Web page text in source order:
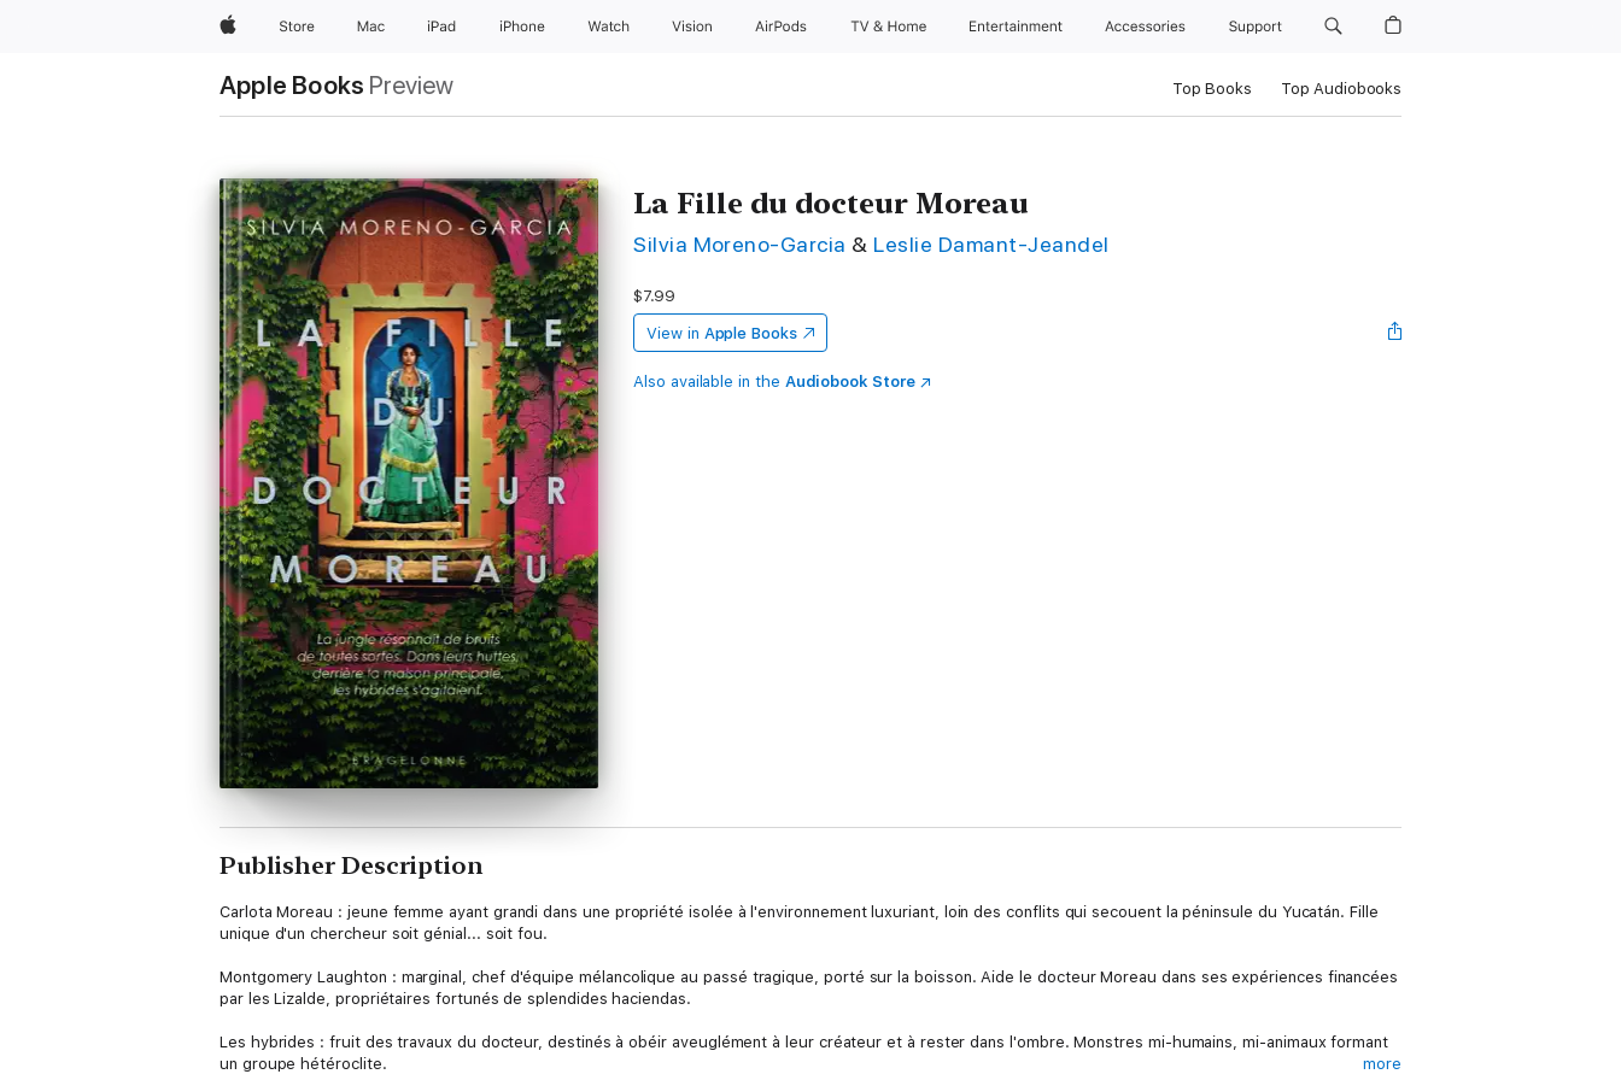
AppleStore Mac iPad iPhone Watch Vision AirPods TV & Home Entertainment Accessories Support
Apple Books Preview Top Books Top Audiobooks
La Fille du docteur Moreau
Silvia Moreno-Garcia & Leslie Damant-Jeandel
$7.99
View in Apple Books
Also available in the Audiobook Store
Publisher Description
Carlota Moreau : jeune femme ayant grandi dans une propriété isolée à l'environnement luxuriant, loin des conflits qui secouent la péninsule du Yucatán. Fille
unique d'un chercheur soit génial... soit fou.
Montgomery Laughton : marginal, chef d'équipe mélancolique au passé tragique, porté sur la boisson. Aide le docteur Moreau dans ses expériences financées
par les Lizalde, propriétaires fortunés de splendides haciendas.
Les hybrides : fruit des travaux du docteur, destinés à obéir aveuglément à leur créateur et à rester dans l'ombre. Monstres mi-humains, mi-animaux formant
un groupe hétéroclite.
more